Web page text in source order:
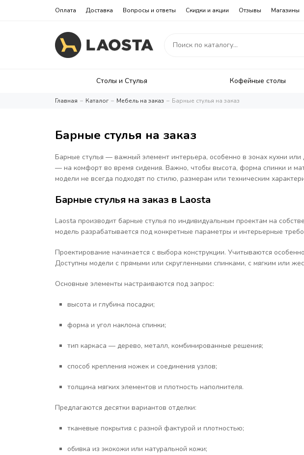
Оплата Доставка Вопросы и ответы Скидки и акции Отзывы Магазины
Столы и Стулья Кофейные столы
Главная Каталог Мебель на заказ Барные стулья на заказ
Барные стулья на заказ
Барные стулья — важный элемент интерьера, особенно в зонах кухни
— на комфорт во время сидения. Важно, чтобы высота, форма спинки и
модели не всегда подходят по стилю, размерам или техническим
Барные стулья на заказ в Laosta
Laosta производит барные стулья по индивидуальным проектам на
модель разрабатывается под конкретные параметры и интерьерные
Проектирование начинается с выбора конструкции. Учитываются
Доступны модели с прямыми или скругленными спинками, с мягким или
Основные элементы настраиваются под запрос:
высота и глубина посадки;
форма и угол наклона спинки;
тип каркаса — дерево, металл, комбинированные решения;
способ крепления ножек и соединения узлов;
толщина мягких элементов и плотность наполнителя.
Предлагаются десятки вариантов отделки:
тканевые покрытия с разной фактурой и плотностью;
обивка из экокожи или натуральной кожи;